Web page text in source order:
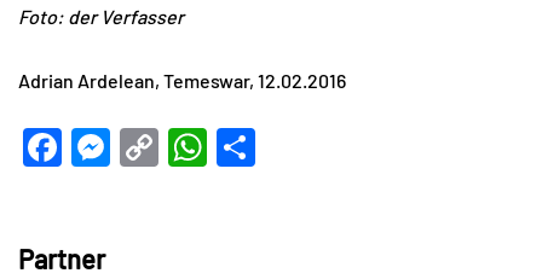
Foto: der Verfasser
Adrian Ardelean, Temeswar, 12.02.2016
Facebook
Messenger
CopyWhatsApp
Partner